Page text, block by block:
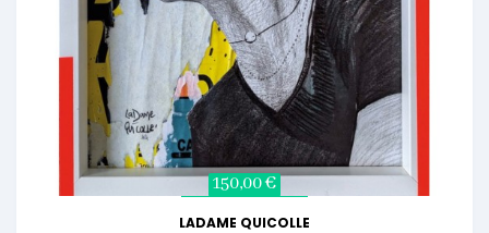
150,00 €
LADAME QUICOLLE